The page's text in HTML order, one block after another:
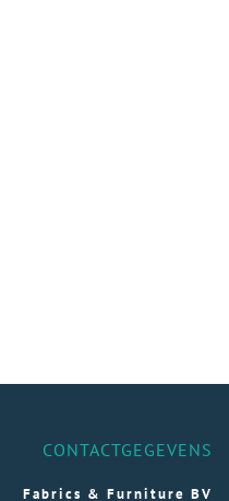
CONTACTGEGEVENS
Fabrics & Furniture BV